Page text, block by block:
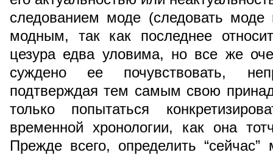
следованием моде (следовать
модным, так как последнее
цезура едва уловима, но все же
суждено ее почувствовать,
подтверждая тем самым свою
только попытаться
временной хронологии, как она
Прежде всего, определить